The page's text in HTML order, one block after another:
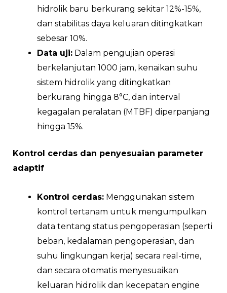
hidrolik baru berkurang sekitar 12%-15%,
dan stabilitas daya keluaran ditingkatkan
sebesar 10%.
Data uji: Dalam pengujian operasi
berkelanjutan 1000 jam, kenaikan suhu
sistem hidrolik yang ditingkatkan
berkurang hingga 8°C, dan interval
kegagalan peralatan (MTBF) diperpanjang
hingga 15%.
Kontrol cerdas dan penyesuaian parameter
adaptif
Kontrol cerdas: Menggunakan sistem
kontrol tertanam untuk mengumpulkan
data tentang status pengoperasian (seperti
beban, kedalaman pengoperasian, dan
suhu lingkungan kerja) secara real-time,
dan secara otomatis menyesuaikan
keluaran hidrolik dan kecepatan engine